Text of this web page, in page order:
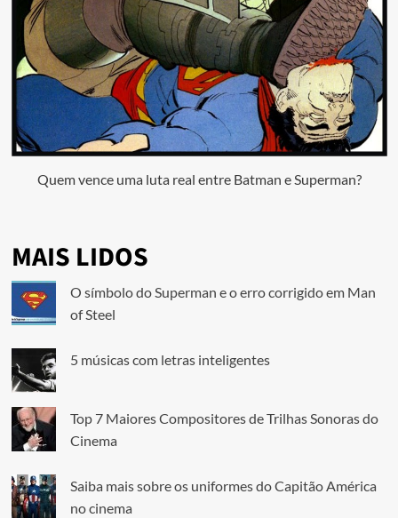
Quem vence uma luta real entre Batman e Superman?
MAIS LIDOS
O símbolo do Superman e o erro corrigido em Man
of Steel
5 músicas com letras inteligentes
Top 7 Maiores Compositores de Trilhas Sonoras do
Cinema
Saiba mais sobre os uniformes do Capitão América
no cinema